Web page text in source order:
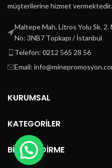
müşterilerine hizmet vermektedir.
Maltepe Mah. Litros Yolu Sk. 2.
No: 3NB7 Topkapı / İstanbul
Telefon: 0212 565 28 56
Email:
KURUMSAL
KATEGORİLER
BİLGİLENDİRME